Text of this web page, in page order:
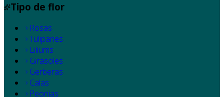
Tipo de flor
Rosas
Tulipanes
Liliums
Girasoles
Gerberas
Calas
Peonias